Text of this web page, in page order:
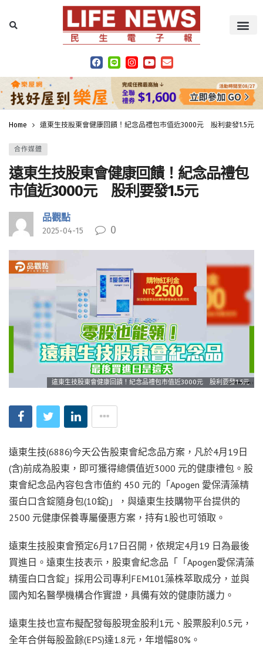
Home 遠東生技股東會健康回饋！紀念品禮包市值近3000元 股利要發1.5元
合作媒體
遠東生技股東會健康回饋！紀念品禮包
市值近3000元 股利要發1.5元
品觀點
2025-04-15 0
遠東生技股東會健康回饋！紀念品禮包市值近3000元 股利要發1.5元
遠東生技(6886)今天公告股東會紀念品方案，凡於4月19日
(含)前成為股東，即可獲得總價值近3000 元的健康禮包。股
東會紀念品內容包含市值約 450 元的「Apogen 愛保清藻精
蛋白口含錠隨身包(10錠)」，與遠東生技購物平台提供的
2500 元健康保養專屬優惠方案，持有1股也可領取。
遠東生技股東會預定6月17日召開，依規定4月19 日為最後
買進日。遠東生技表示，股東會紀念品「「Apogen愛保清藻
精蛋白口含錠」採用公司專利FEM101藻株萃取成分，並與
國內知名醫學機構合作實證，具備有效的健康防護力。
遠東生技也宣布擬配發每股現金股利1元、股票股利0.5元，
全年合併每股盈餘(EPS)達1.8元，年增幅80%。